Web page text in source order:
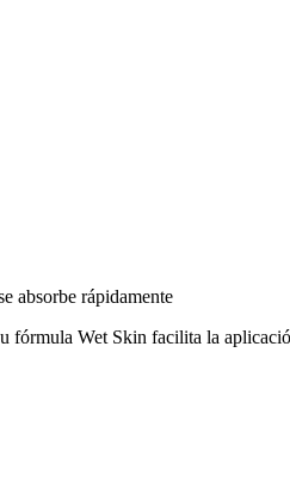
absorbe rápidamente
fórmula Wet Skin facilita la